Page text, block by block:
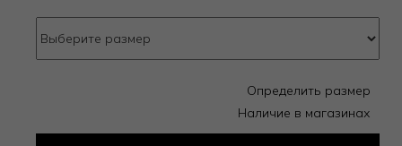
Определить размер
Наличие в магазинах